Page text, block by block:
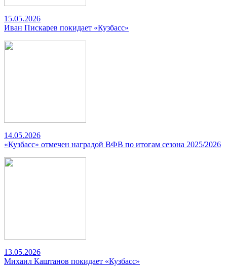
15.05.2026
Иван Пискарев покидает «Кузбасс»
14.05.2026
«Кузбасс» отмечен наградой ВФВ по итогам сезона 2025/2026
13.05.2026
Михаил Каштанов покидает «Кузбасс»